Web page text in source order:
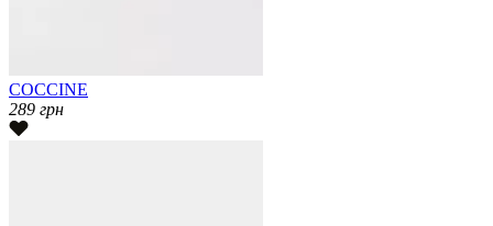
COCCINE
289 грн